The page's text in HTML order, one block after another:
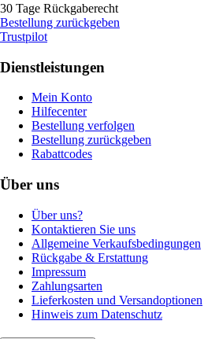
30 Tage Rückgaberecht
Bestellung zurückgeben
Trustpilot
Dienstleistungen
Mein Konto
Hilfecenter
Bestellung verfolgen
Bestellung zurückgeben
Rabattcodes
Über uns
Über uns?
Kontaktieren Sie uns
Allgemeine Verkaufsbedingungen
Rückgabe & Erstattung
Impressum
Zahlungsarten
Lieferkosten und Versandoptionen
Hinweis zum Datenschutz